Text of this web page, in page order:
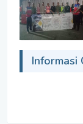
Informasi